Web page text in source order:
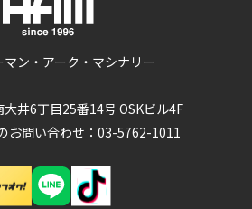
ン・アーク・マシナリー
井6丁目25番14号 OSKビル4F
お問い合わせ：03-5762-1011